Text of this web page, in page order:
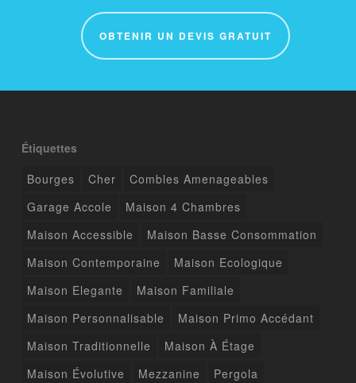
OBTENIR UN DEVIS GRATUIT
Étiquettes
Bourges
Cher
Combles Amenageables
Garage Accole
Maison 4 Chambres
Maison Accessible
Maison Basse Consommation
Maison Contemporaine
Maison Ecologique
Maison Elegante
Maison Familiale
Maison Personnalisable
Maison Primo Accédant
Maison Traditionnelle
Maison À Étage
Maison Évolutive
Mezzanine
Pergola